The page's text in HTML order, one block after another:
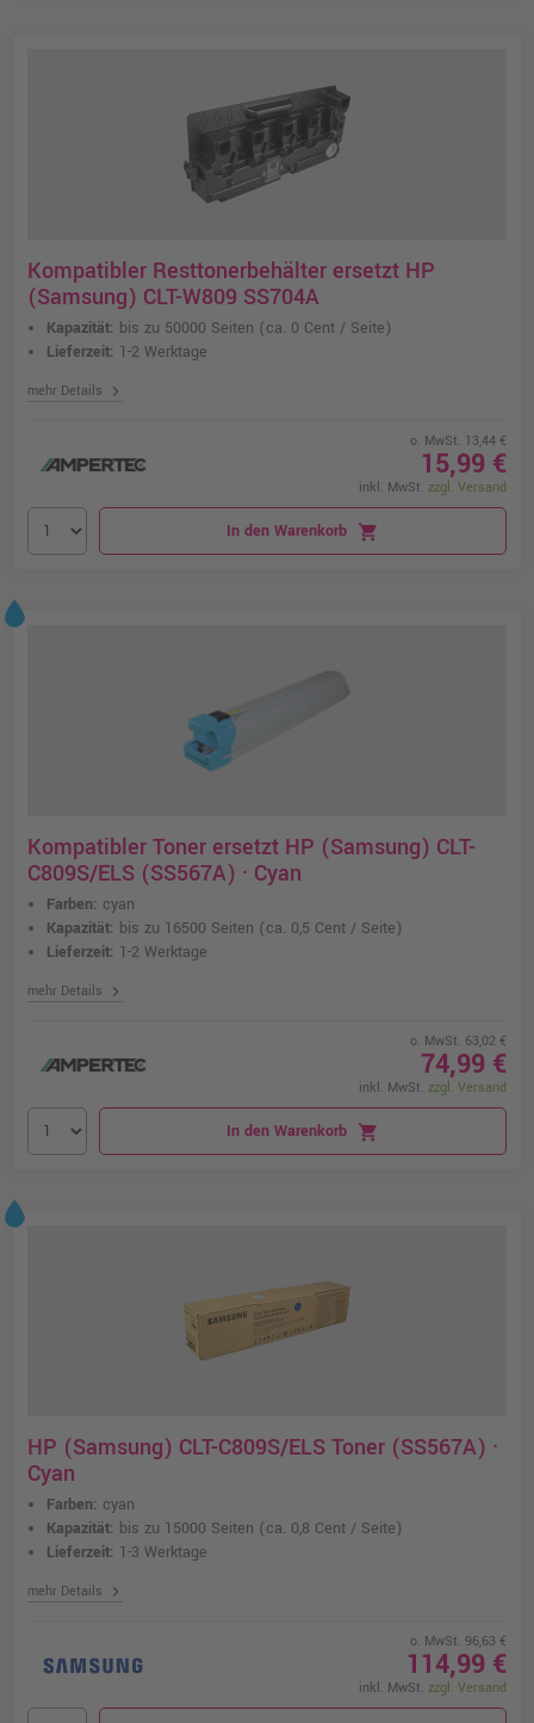
Kompatibler Resttonerbehälter ersetzt HP
(Samsung) CLT-W809 SS704A
Kapazität: bis zu 50000 Seiten (ca. 0 Cent / Seite)
Lieferzeit: 1-2 Werktage
mehr Details chevron_right
o. MwSt. 13,44 €
15,99 €
inkl. MwSt. zzgl. Versand
In den Warenkorb shopping_cart
Kompatibler Toner ersetzt HP (Samsung) CLT-
C809S/ELS (SS567A) · Cyan
Farben: cyan
Kapazität: bis zu 16500 Seiten (ca. 0,5 Cent / Seite)
Lieferzeit: 1-2 Werktage
mehr Details chevron_right
o. MwSt. 63,02 €
74,99 €
inkl. MwSt. zzgl. Versand
In den Warenkorb shopping_cart
HP (Samsung) CLT-C809S/ELS Toner (SS567A) ·
Cyan
Farben: cyan
Kapazität: bis zu 15000 Seiten (ca. 0,8 Cent / Seite)
Lieferzeit: 1-3 Werktage
mehr Details chevron_right
o. MwSt. 96,63 €
114,99 €
inkl. MwSt. zzgl. Versand